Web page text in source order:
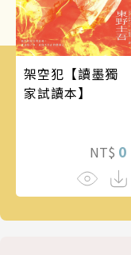
架空犯【讀墨獨
家試讀本】
NT$ 0